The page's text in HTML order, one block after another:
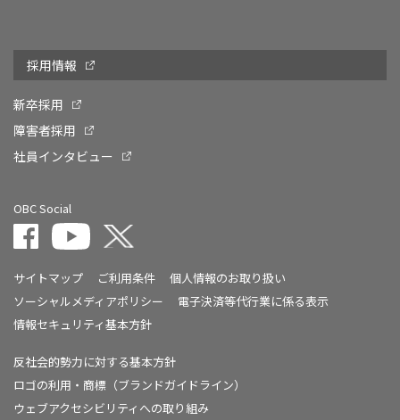
採用情報
新卒採用
障害者採用
社員インタビュー
OBC Social
サイトマップ ご利用条件
個人情報のお取り扱い
ソーシャルメディアポリシー
電子決済等代行業に係る表示
情報セキュリティ基本方針
反社会的勢力に対する基本方針
ロゴの利用・商標（ブランドガイドライン）
ウェブアクセシビリティへの取り組み